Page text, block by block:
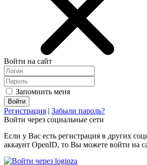
Войти на сайт
Запомнить меня
Регистрация | Забыли пароль?
Войти через социальные сети
Если у Вас есть регистрация в других
аккаунт OpenID, то Вы можете войти на